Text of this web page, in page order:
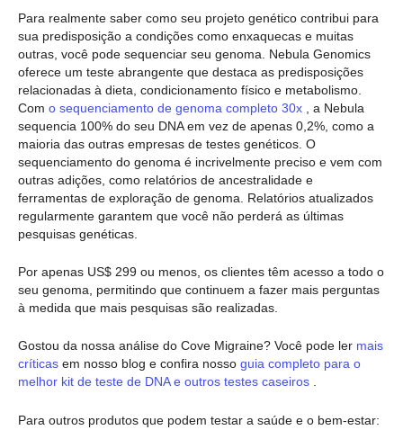
Para realmente saber como seu projeto genético contribui para
sua predisposição a condições como enxaquecas e muitas
outras, você pode sequenciar seu genoma. Nebula Genomics
oferece um teste abrangente que destaca as predisposições
relacionadas à dieta, condicionamento físico e metabolismo.
Com o sequenciamento de genoma completo 30x , a Nebula
sequencia 100% do seu DNA em vez de apenas 0,2%, como a
maioria das outras empresas de testes genéticos. O
sequenciamento do genoma é incrivelmente preciso e vem com
outras adições, como relatórios de ancestralidade e
ferramentas de exploração de genoma. Relatórios atualizados
regularmente garantem que você não perderá as últimas
pesquisas genéticas.
Por apenas US$ 299 ou menos, os clientes têm acesso a todo o
seu genoma, permitindo que continuem a fazer mais perguntas
à medida que mais pesquisas são realizadas.
Gostou da nossa análise do Cove Migraine? Você pode ler mais
críticas em nosso blog e confira nosso guia completo para o
melhor kit de teste de DNA e outros testes caseiros .
Para outros produtos que podem testar a saúde e o bem-estar: